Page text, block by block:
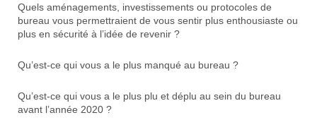
Quels aménagements, investissements ou protocoles de
bureau vous permettraient de vous sentir plus enthousiaste ou
plus en sécurité à l’idée de revenir ?
Qu’est-ce qui vous a le plus manqué au bureau ?
Qu’est-ce qui vous a le plus plu et déplu au sein du bureau
avant l’année 2020 ?